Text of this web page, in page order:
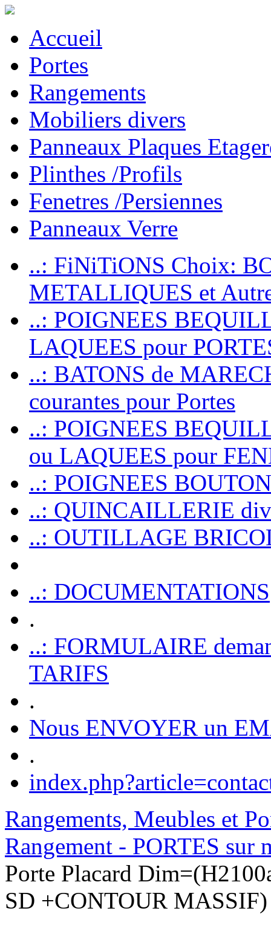
Accueil
Portes
Rangements
Mobiliers divers
Panneaux Plaques
Plinthes /Profils
Fenetres /Persiennes
Panneaux Verre
..: FiNiTiONS Choix:
METALLIQUES et
..: POIGNEES
LAQUEES pour
..: BATONS de
courantes pour Portes
..: POIGNEES
ou LAQUEES pour
..: POIGNEES
..: QUINCAILLERIE
..: OUTILLAGE
..: DOCUMENTATIONS
.
..: FORMULAIRE
TARIFS
.
Nous ENVOYER un
.
Rangements, Meubles et
Rangement - PORTES
Porte Placard
SD +CONTOUR